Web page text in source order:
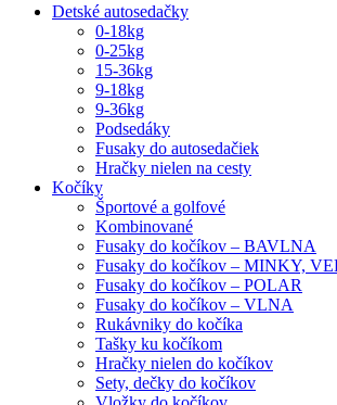
Detské autosedačky
0-18kg
0-25kg
15-36kg
9-18kg
9-36kg
Podsedáky
Fusaky do autosedačiek
Hračky nielen na cesty
Kočíky
Športové a golfové
Kombinované
Fusaky do kočíkov – BAVLNA
Fusaky do kočíkov – MINKY,
Fusaky do kočíkov – POLAR
Fusaky do kočíkov – VLNA
Rukávniky do kočíka
Tašky ku kočíkom
Hračky nielen do kočíkov
Sety, dečky do kočíkov